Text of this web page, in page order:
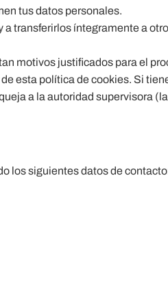
tus datos personales.
transferirlos íntegramente a
motivos justificados para el
esta política de cookies. Si
a la autoridad supervisora
los siguientes datos de